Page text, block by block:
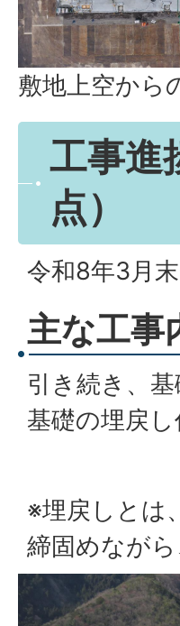
敷地上空から
工事進
点）
令和8年3月
主な工事
引き続き、
基礎の埋戻
※埋戻しとは
締固めなが